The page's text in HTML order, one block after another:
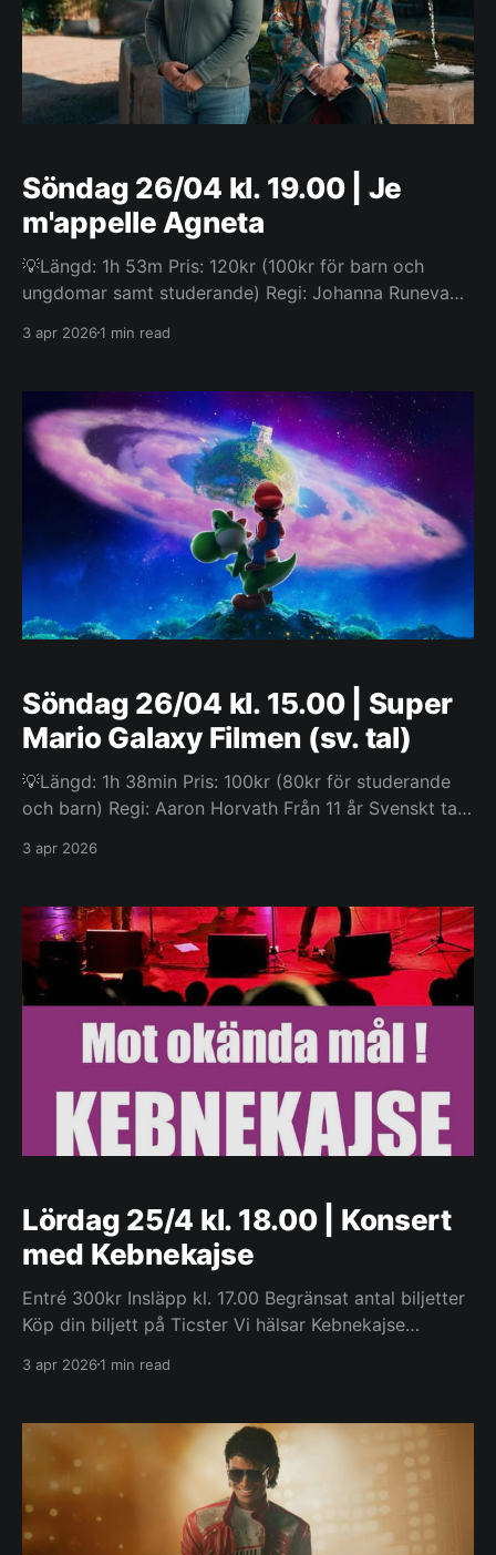
Söndag 26/04 kl. 19.00 | Je
m'appelle Agneta
💡Längd: 1h 53m Pris: 120kr (100kr för barn och
ungdomar samt studerande) Regi: Johanna Runevad
Hambergs bästsäljare, Je m'appelle Agneta, har
berättelse om att återupptäcka sig själv, sluta känna
3 apr 20261 min read
Söndag 26/04 kl. 15.00 | Super
Mario Galaxy Filmen (sv. tal)
💡Längd: 1h 38min Pris: 100kr (80kr för studerande
och barn) Regi: Aaron Horvath Från 11 år Svenskt tal
sig med Princess Peach ställs Mario och Luigi nu inför
befria sin
3 apr 2026
Lördag 25/4 kl. 18.00 | Konsert
med Kebnekajse
Entré 300kr Insläpp kl. 17.00 Begränsat antal biljetter
Köp din biljett på Ticster Vi hälsar Kebnekajse
Lindström ✨ 🎸 Utlottning av ny bok om Kenny
Håkan Thörn 🎸Kebnekajse kommer direkt från
inspelningsstudion; vi hoppas få höra
3 apr 20261 min read